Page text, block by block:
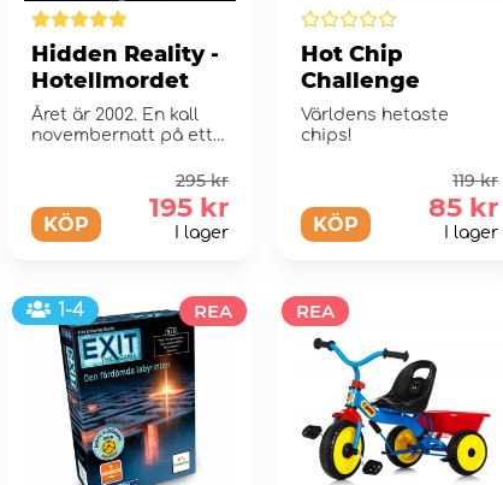
Hidden Reality -
Hotellmordet
Året är 2002. En kall
novembernatt på ett
KÖP
295 kr
195 kr
I lager
Hot Chip
Challenge
Världens hetaste
chips!
KÖP
119 kr
85 kr
I lager
1-4 REA REA